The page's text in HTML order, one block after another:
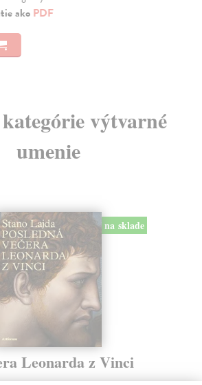
ako PDF
výtvarné
umenie
na sklade
Leonarda z Vinci